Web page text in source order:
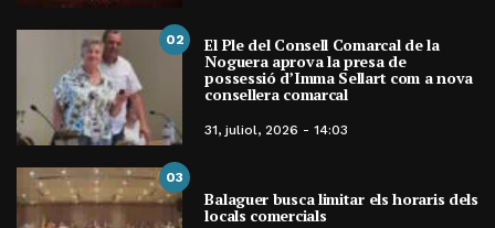
02 El Ple del Consell Comarcal de la
Noguera aprova la presa de
possessió d’Imma Sellart com a nova
consellera comarcal
31, juliol, 2026 - 14:03
03
Balaguer busca limitar els horaris dels
locals comercials